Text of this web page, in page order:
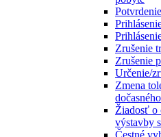
Zrušenie
Zrušenie
Určenie/
Zmena
Žiadosť o
výstavby